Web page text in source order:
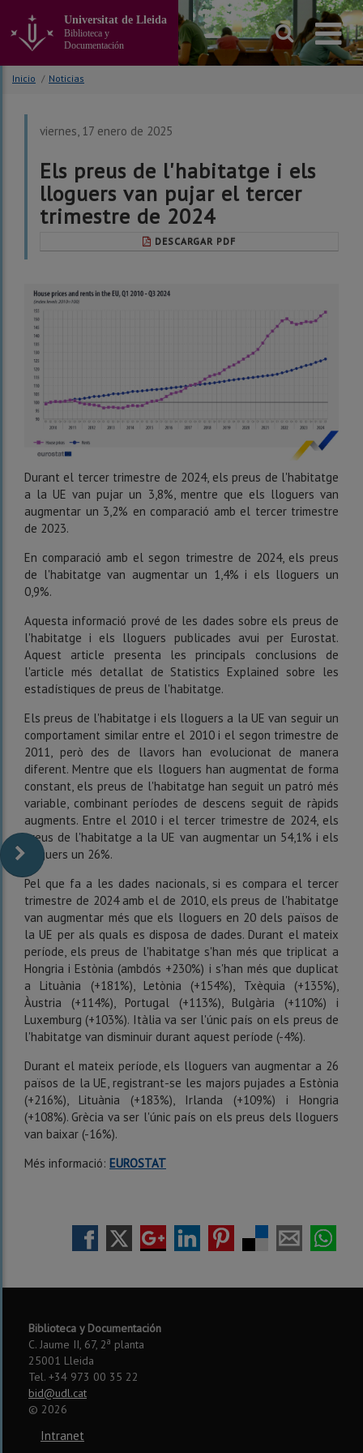
contenido
principal
Universitat de Lleida
Biblioteca y
Documentación
Inicio / Noticias
viernes, 17 enero de 2025
Els preus de l'habitatge i els
lloguers van pujar el tercer
trimestre de 2024
DESCARGAR PDF
Durant el tercer trimestre de 2024, els preus de l'habitatge
a la UE van pujar un 3,8%, mentre que els lloguers van
augmentar un 3,2% en comparació amb el tercer trimestre
de 2023.
En comparació amb el segon trimestre de 2024, els preus
de l'habitatge van augmentar un 1,4% i els lloguers un
0,9%.
Aquesta informació prové de les dades sobre els preus de
l'habitatge i els lloguers publicades avui per Eurostat.
Aquest article presenta les principals conclusions de
l'article més detallat de Statistics Explained sobre les
estadístiques de preus de l'habitatge.
Els preus de l'habitatge i els lloguers a la UE van seguir un
comportament similar entre el 2010 i el segon trimestre de
2011, però des de llavors han evolucionat de manera
diferent. Mentre que els lloguers han augmentat de forma
constant, els preus de l'habitatge han seguit un patró més
variable, combinant períodes de descens seguit de ràpids
augments. Entre el 2010 i el tercer trimestre de 2024, els
preus de l'habitatge a la UE van augmentar un 54,1% i els
lloguers un 26%.
Pel que fa a les dades nacionals, si es compara el tercer
trimestre de 2024 amb el de 2010, els preus de l'habitatge
van augmentar més que els lloguers en 20 dels països de
la UE per als quals es disposa de dades. Durant el mateix
període, els preus de l'habitatge s'han més que triplicat a
Hongria i Estònia (ambdós +230%) i s'han més que duplicat
a Lituània (+181%), Letònia (+154%), Txèquia (+135%),
Àustria (+114%), Portugal (+113%), Bulgària (+110%) i
Luxemburg (+103%). Itàlia va ser l'únic país on els preus de
l'habitatge van disminuir durant aquest període (-4%).
Durant el mateix període, els lloguers van augmentar a 26
països de la UE, registrant-se les majors pujades a Estònia
(+216%), Lituània (+183%), Irlanda (+109%) i Hongria
(+108%). Grècia va ser l'únic país on els preus dels lloguers
van baixar (-16%).
Més informació: EUROSTAT
Biblioteca y Documentación
C. Jaume II, 67, 2a planta
25001 Lleida
Tel. +34 973 00 35 22
bid@udl.cat
© 2026
Intranet